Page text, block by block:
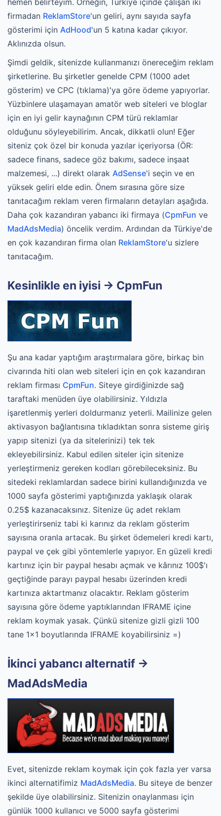
hemen belirteyim. Örneğin, Türkiye içinde çalışan iki
firmadan ReklamStore'un geliri, aynı sayıda sayfa
gösterimi için AdHood'un 5 katına kadar çıkıyor.
Aklınızda olsun.
Şimdi geldik, sitenizde kullanmanızı önereceğim reklam
şirketlerine. Bu şirketler genelde CPM (1000 adet
gösterim) ve CPC (tıklama)'ya göre ödeme yapıyorlar.
Yüzbinlere ulaşamayan amatör web siteleri ve bloglar
için en iyi gelir kaynağının CPM türü reklamlar
olduğunu söyleyebilirim. Ancak, dikkatli olun! Eğer
siteniz çok özel bir konuda yazılar içeriyorsa (ÖR:
sadece finans, sadece göz bakımı, sadece inşaat
malzemesi, ...) direkt olarak AdSense'i seçin ve en
yüksek geliri elde edin. Önem sırasına göre size
tanıtacağım reklam veren firmaların detayları aşağıda.
Daha çok kazandıran yabancı iki firmaya (CpmFun ve
MadAdsMedia) öncelik verdim. Ardından da Türkiye'de
en çok kazandıran firma olan ReklamStore'u sizlere
tanıtacağım.
Kesinlikle en iyisi -> CpmFun
Şu ana kadar yaptığım araştırmalara göre, birkaç bin
civarında hiti olan web siteleri için en çok kazandıran
reklam firması CpmFun. Siteye girdiğinizde sağ
taraftaki menüden üye olabilirsiniz. Yıldızla
işaretlenmiş yerleri doldurmanız yeterli. Mailinize gelen
aktivasyon bağlantısına tıkladıktan sonra sisteme giriş
yapıp sitenizi (ya da sitelerinizi) tek tek
ekleyebilirsiniz. Kabul edilen siteler için sitenize
yerleştirmeniz gereken kodları görebileceksiniz. Bu
sitedeki reklamlardan sadece birini kullandığınızda ve
1000 sayfa gösterimi yaptığınızda yaklaşık olarak
0.25$ kazanacaksınız. Sitenize üç adet reklam
yerleştirirseniz tabi ki karınız da reklam gösterim
sayısına oranla artacak. Bu şirket ödemeleri kredi kartı,
paypal ve çek gibi yöntemlerle yapıyor. En güzeli kredi
kartınız için bir paypal hesabı açmak ve kârınız 100$'ı
geçtiğinde parayı paypal hesabı üzerinden kredi
kartınıza aktartmanız olacaktır. Reklam gösterim
sayısına göre ödeme yaptıklarından IFRAME içine
reklam koymak yasak. Çünkü sitenize gizli gizli 100
tane 1x1 boyutlarında IFRAME koyabilirsiniz =)
İkinci yabancı alternatif ->
MadAdsMedia
Evet, sitenizde reklam koymak için çok fazla yer varsa
ikinci alternatifimiz MadAdsMedia. Bu siteye de benzer
şekilde üye olabilirsiniz. Sitenizin onaylanması için
günlük 1000 kullanıcı ve 5000 sayfa gösterimi